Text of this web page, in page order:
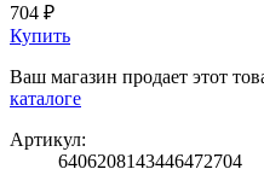
704 ₽
Купить
Ваш магазин продает этот
каталоге
Артикул:
6406208143446472704